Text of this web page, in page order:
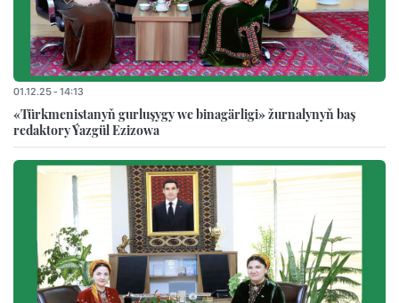
01.12.25 - 14:13
«Türkmenistanyň gurluşygy we binagärligi» žurnalynyň baş
redaktory Ýazgül Ezizowa